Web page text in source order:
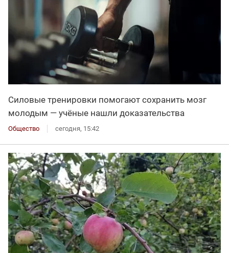
Силовые тренировки помогают сохранить мозг
молодым — учёные нашли доказательства
Общество сегодня, 15:42